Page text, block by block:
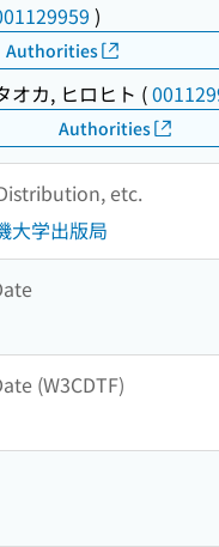
)
Authorities
オカ, ヒロヒト (
Authorities
etc.
大学出版局
(W3CDTF)